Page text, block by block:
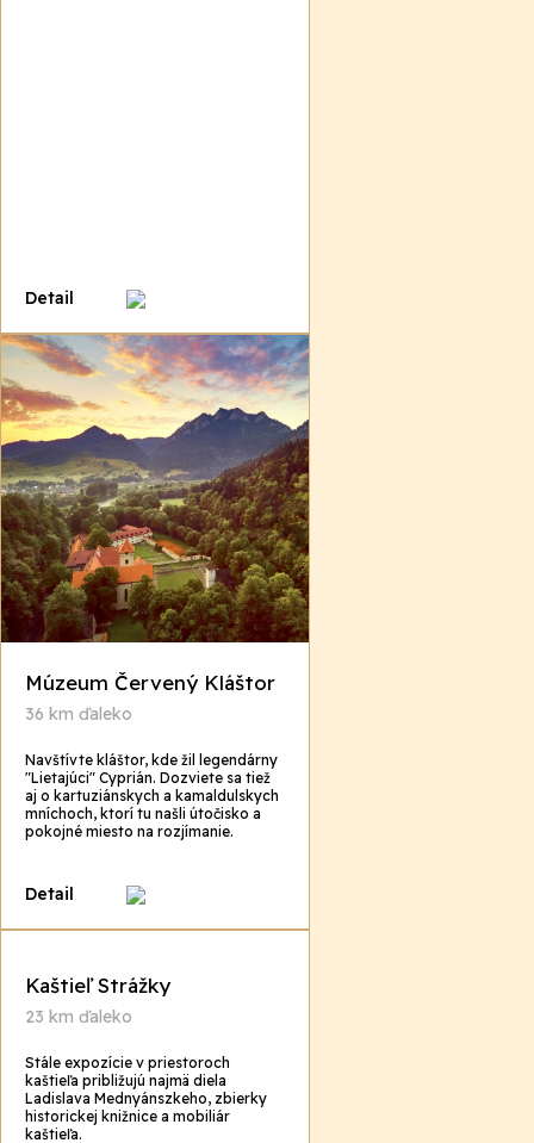
Detail
Múzeum Červený Kláštor
36 km ďaleko
Navštívte kláštor, kde žil legendárny
"Lietajúci" Cyprián. Dozviete sa tiež
aj o kartuziánskych a kamaldulskych
mníchoch, ktorí tu našli útočisko a
pokojné miesto na rozjímanie.
Detail
Kaštieľ Strážky
23 km ďaleko
Stále expozície v priestoroch
kaštieľa približujú najmä diela
Ladislava Mednyánszkeho, zbierky
historickej knižnice a mobiliár
kaštieľa.